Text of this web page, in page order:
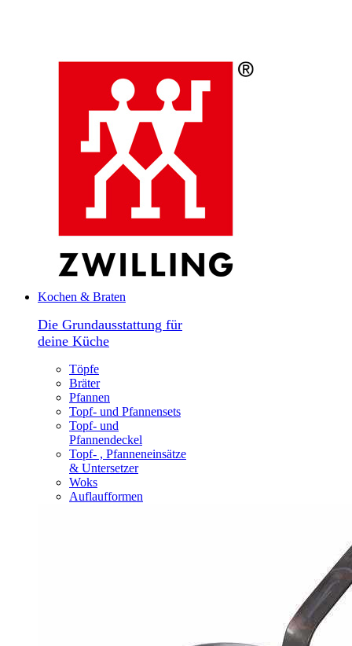
Kochen & Braten
Die Grundausstattung für
deine Küche
Töpfe
Bräter
Pfannen
Topf- und Pfannensets
Topf- und
Pfannendeckel
Topf- , Pfanneneinsätze
& Untersetzer
Woks
Auflaufformen